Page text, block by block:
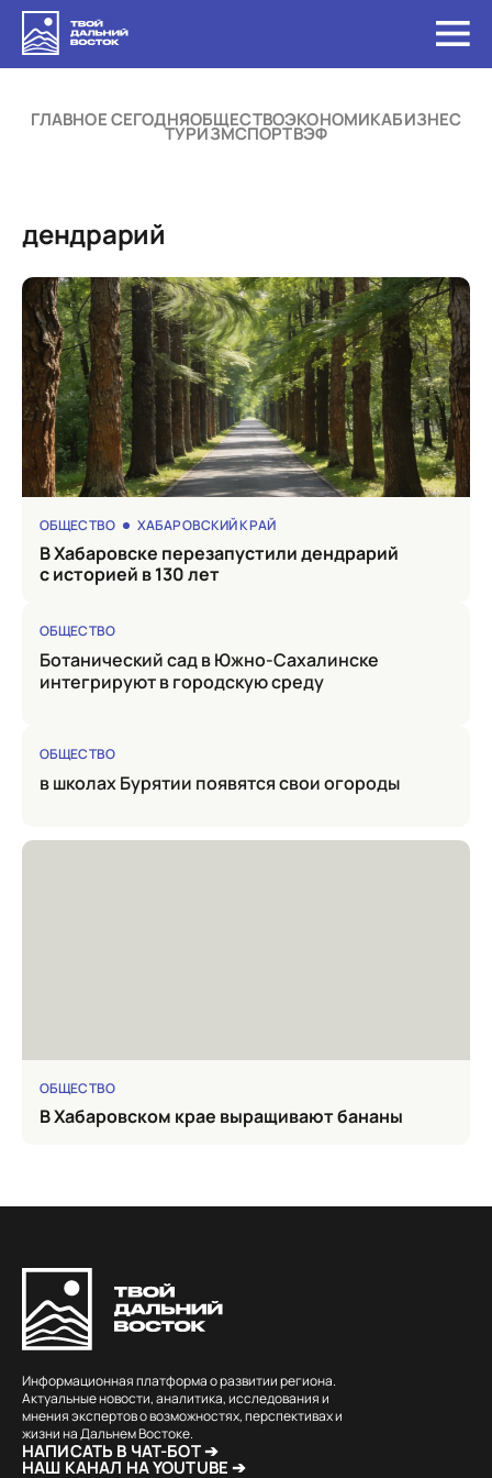
ГЛАВНОЕ СЕГОДНЯОБЩЕСТВОЭКОНОМИКАБИЗНЕС
ТУРИЗМСПОРТВЭФ
дендрарий
ОБЩЕСТВО ХАБАРОВСКИЙ КРАЙ
в Хабаровске перезапустили дендрарий
с историей в 130 лет
ОБЩЕСТВО
Ботанический сад в Южно-Сахалинске
интегрируют в городскую среду
ОБЩЕСТВО
в школах Бурятии появятся свои огороды
ОБЩЕСТВО
в Хабаровском крае выращивают бананы
Информационная платформа о развитии региона.
Актуальные новости, аналитика, исследования и
мнения экспертов о возможностях, перспективах и
жизни на Дальнем Востоке.
НАПИСАТЬ В ЧАТ-БОТ ➔
НАШ КАНАЛ НА YOUTUBE ➔